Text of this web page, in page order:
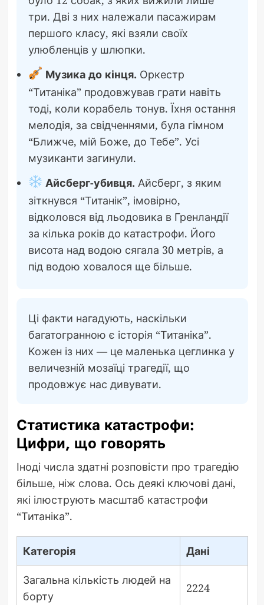
три. Дві з них належали пасажирам
першого класу, які взяли своїх
улюбленців у шлюпки.
Музика до кінця. Оркестр
“Титаніка” продовжував грати навіть
тоді, коли корабель тонув. Їхня остання
мелодія, за свідченнями, була гімном
“Ближче, мій Боже, до Тебе”. Усі
музиканти загинули.
Айсберг-убивця. Айсберг, з яким
зіткнувся “Титанік”, імовірно,
відколовся від льодовика в Гренландії
за кілька років до катастрофи. Його
висота над водою сягала 30 метрів, а
під водою ховалося ще більше.
Ці факти нагадують, наскільки
багатогранною є історія “Титаніка”.
Кожен із них — це маленька цеглинка у
величезній мозаїці трагедії, що
продовжує нас дивувати.
Статистика катастрофи:
Цифри, що говорять
Іноді числа здатні розповісти про трагедію
більше, ніж слова. Ось деякі ключові дані,
які ілюструють масштаб катастрофи
“Титаніка”.
Категорія Дані
Загальна кількість людей на
борту
2224